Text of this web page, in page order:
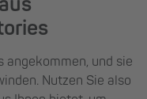
und sie
Nutzen Sie also